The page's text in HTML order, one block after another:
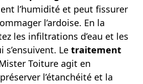
l’humidité et peut fissurer
l’ardoise. En la
les infiltrations d’eau et les
Le traitement
Toiture agit en
l’étanchéité et la